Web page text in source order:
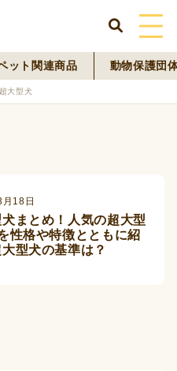
ド事業
ット関連商品 動物保護団
超大型犬
18日
まとめ！人気の超大型
性格や特徴とともに紹
型犬の基準は？